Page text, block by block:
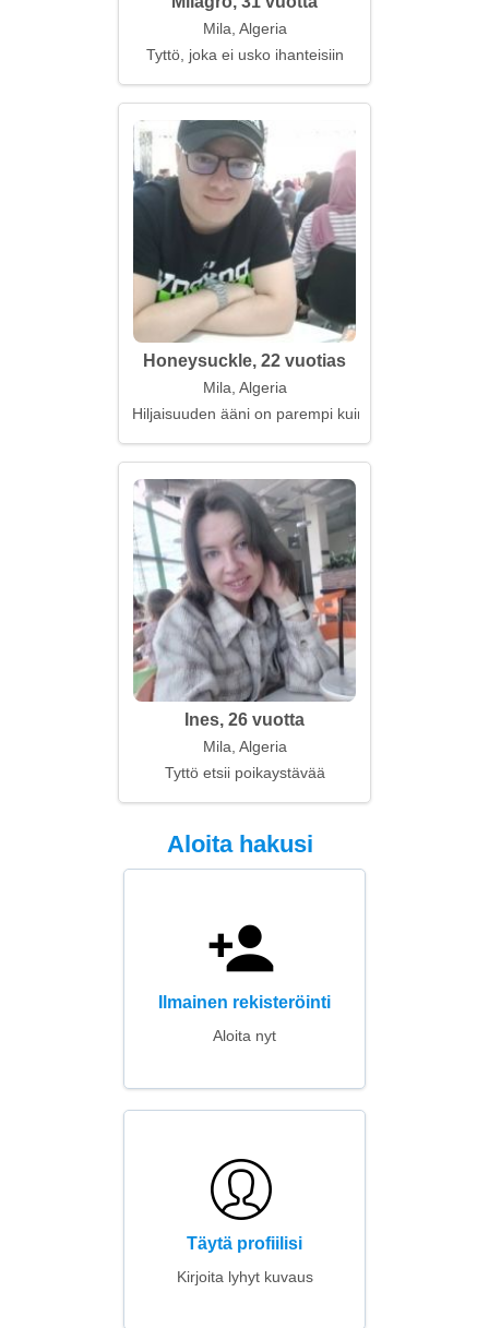
Mila, Algeria
Tyttö, joka ei usko ihanteisiin
Honeysuckle, 22 vuotias
Mila, Algeria
Hiljaisuuden ääni on parempi kuin musiikki
Ines, 26 vuotta
Mila, Algeria
Tyttö etsii poikaystävää
Aloita hakusi
Ilmainen rekisteröinti
Aloita nyt
Täytä profiilisi
Kirjoita lyhyt kuvaus